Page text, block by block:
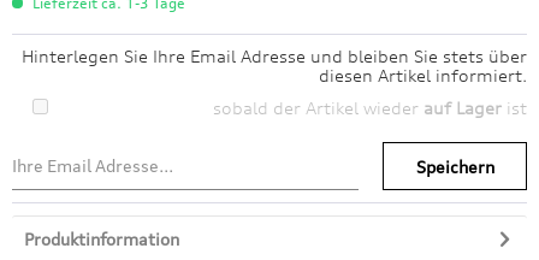
Hinterlegen Sie Ihre Email Adresse und bleiben Sie stets über
diesen Artikel informiert.
sobald der Artikel wieder auf Lager ist
Speichern
Produktinformation